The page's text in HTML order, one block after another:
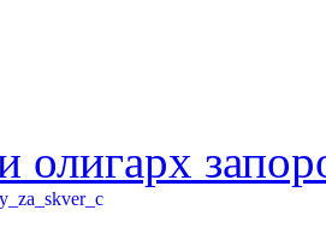
олигарх